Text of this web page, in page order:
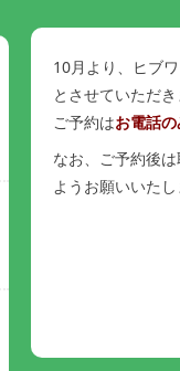
10月より、ヒブ
とさせていただき
ご予約はお電話
なお、ご予約後は
ようお願いいたし